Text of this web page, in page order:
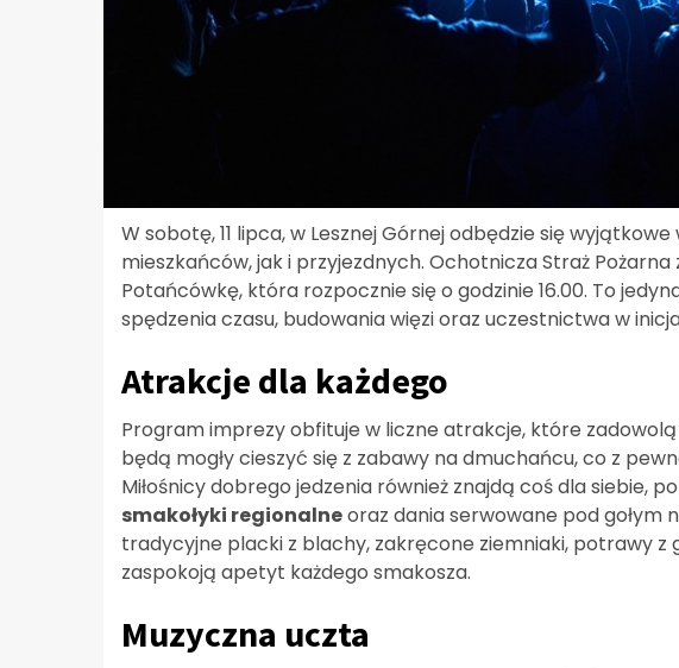
W sobotę, 11 lipca, w Lesznej Górnej odbędzie się
mieszkańców, jak i przyjezdnych. Ochotnicza Straż
Potańcówkę, która rozpocznie się o godzinie 16.00. To
spędzenia czasu, budowania więzi oraz uczestnictwa w
Atrakcje dla każdego
Program imprezy obfituje w liczne atrakcje, które
będą mogły cieszyć się z zabawy na dmuchańcu, co z
Miłośnicy dobrego jedzenia również znajdą coś dla siebie,
smakołyki regionalneoraz dania serwowane pod gołym
tradycyjne placki z blachy, zakręcone ziemniaki, potrawy
zaspokoją apetyt każdego smakosza.
Muzyczna uczta